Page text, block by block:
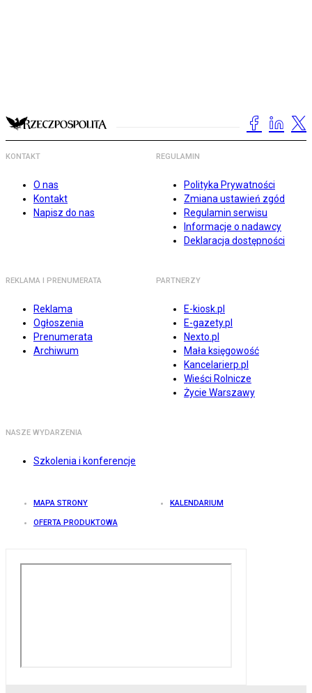
KONTAKT
O nas
Kontakt
Napisz do nas
REGULAMIN
Polityka Prywatności
Zmiana ustawień zgód
Regulamin serwisu
Informacje o nadawcy
Deklaracja dostępności
REKLAMA I PRENUMERATA
Reklama
Ogłoszenia
Prenumerata
Archiwum
PARTNERZY
E-kiosk.pl
E-gazety.pl
Nexto.pl
Mała księgowość
Kancelarierp.pl
Wieści Rolnicze
Życie Warszawy
NASZE WYDARZENIA
Szkolenia i konferencje
MAPA STRONY KALENDARIUM
OFERTA PRODUKTOWA